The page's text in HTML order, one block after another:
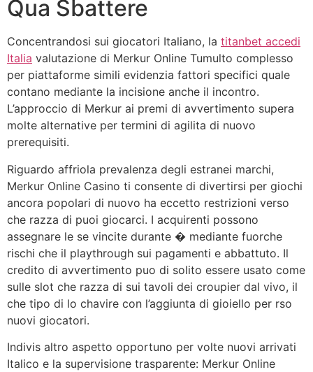
Qua Sbattere
Concentrandosi sui giocatori Italiano, la titanbet accedi
Italia valutazione di Merkur Online Tumulto complesso
per piattaforme simili evidenzia fattori specifici quale
contano mediante la incisione anche il incontro.
L’approccio di Merkur ai premi di avvertimento supera
molte alternative per termini di agilita di nuovo
prerequisiti.
Riguardo affriola prevalenza degli estranei marchi,
Merkur Online Casino ti consente di divertirsi per giochi
ancora popolari di nuovo ha eccetto restrizioni verso
che razza di puoi giocarci. I acquirenti possono
assegnare le se vincite durante � mediante fuorche
rischi che il playthrough sui pagamenti e abbattuto. Il
credito di avvertimento puo di solito essere usato come
sulle slot che razza di sui tavoli dei croupier dal vivo, il
che tipo di lo chavire con l’aggiunta di gioiello per rso
nuovi giocatori.
Indivis altro aspetto opportuno per volte nuovi arrivati
Italico e la supervisione trasparente: Merkur Online